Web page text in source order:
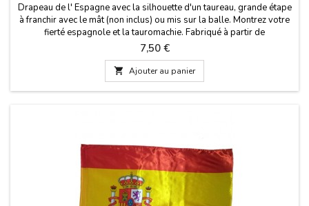
Drapeau de l' Espagne avec la silhouette d'un taureau, grande étape
à franchir avec le mât (non inclus) ou mis sur la balle. Montrez votre
fierté espagnole et la tauromachie. Fabriqué à partir de
polyester.Taille: 150 x 90 cm
Prix
7,50 €
 Ajouter au panier